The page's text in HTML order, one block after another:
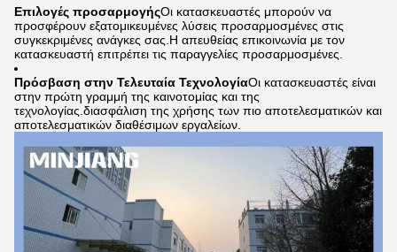
Επιλογές προσαρμογήςΟι κατασκευαστές μπορούν να
προσφέρουν εξατομικευμένες λύσεις προσαρμοσμένες στις
συγκεκριμένες ανάγκες σας.Η απευθείας επικοινωνία με τον
κατασκευαστή επιτρέπει τις παραγγελίες προσαρμοσμένες.
Πρόσβαση στην Τελευταία ΤεχνολογίαΟι κατασκευαστές είναι
στην πρώτη γραμμή της καινοτομίας και της
τεχνολογίας.διασφάλιση της χρήσης των πιο αποτελεσματικών και
αποτελεσματικών διαθέσιμων εργαλείων.